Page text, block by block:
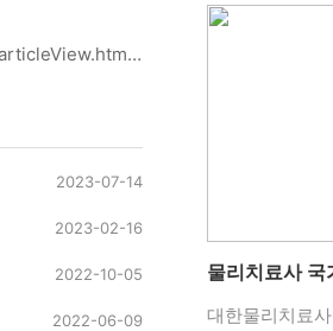
기사 출처:https://www.ccdailynews.com/news/articleView.html?idxno=2246892저작권 관련하여 링크로 들어가 확인 부탁드립니다.
2023-07-14
2023-02-16
2022-10-05
2022-06-09